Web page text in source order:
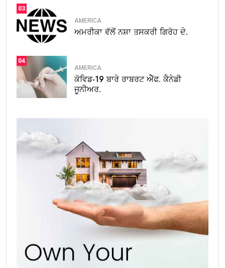
03
AMERICA
ਅਮਰੀਕਾ ਵੱਲੋਂ ਨਸ਼ਾ ਤਸਕਰੀ ਗਿਰੋਹ ਦੇ.
04
AMERICA
ਕੋਵਿਡ-19 ਬਾਰੇ ਰਾਬਰਟ ਐੱਫ. ਕੈਨੇਡੀ
ਜੂਨੀਅਰ.